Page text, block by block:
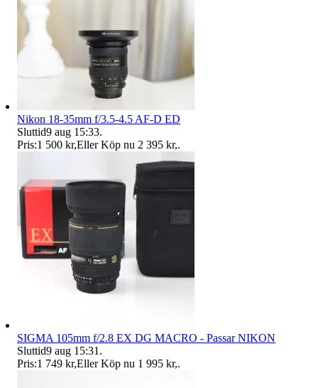
Nikon 18-35mm f/3.5-4.5 AF-D ED
Sluttid9 aug 15:33.
Pris:1 500 kr,Eller Köp nu 2 395 kr,.
SIGMA 105mm f/2.8 EX DG MACRO - Passar NIKON
Sluttid9 aug 15:31 .
Pris:1 749 kr,Eller Köp nu 1 995 kr,.